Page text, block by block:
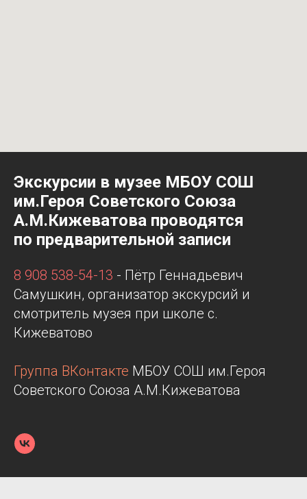
Экскурсии в музее МБОУ СОШ
им.Героя Советского Союза
А.М.Кижеватова проводятся
по предварительной записи
8 908 538-54-13 - Пётр Геннадьевич
Самушкин, организатор экскурсий и
смотритель музея при школе с.
Кижеватово
Группа ВКонтакте МБОУ СОШ им.Героя
Советского Союза А.М.Кижеватова